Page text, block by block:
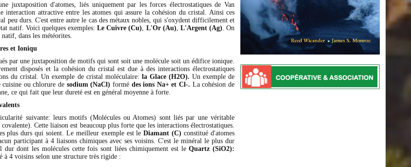
juxtaposition d'atomes, liés uniquement par les forces électrostatiques de Van
attractive entre les atomes qui assure la cohésion du cristal. Ainsi ces
durs. C'est entre autre le cas des métaux nobles, qui s'oxydent difficilement et
natif. Voici quelques exemples:Le Cuivre (Cu) L'Or (Au) L'Argent (Ag) . On
natif, dans les météorites.
et Ioniqu
par une juxtaposition de motifs qui sont soit une molécule soit un édifice ionique.
disposés et la cohésion du cristal est due à des interactions électrostatiques
du cristal. Un exemple de cristal moléculaire: la Glace (H2O). Un exemple de
ou chlorure de sodium (NaCl) formé des ions Na+ et Cl-. La cohésion de
ce qui fait que leur dureté est en général moyenne à forte.
suivante: leurs motifs (Molécules ou Atomes) sont liés par une véritable
Cette liaison est beaucoup plus forte que les interactions électrostatiques.
plus durs qui soient. Le meilleur exemple est leDiamant (C) constitué d'atomes
participant à 4 liaisons chimiques avec ses voisins. C'est le minéral le plus dur
dur dont les molécules cette fois sont liées chimiquement est leQuartz (SiO2):
à 4 voisins selon une structure très rigide :